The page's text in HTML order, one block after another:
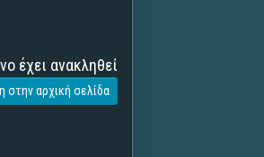
έχει ανακληθεί
στην αρχική σελίδα